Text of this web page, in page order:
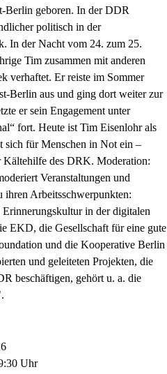
Berlin geboren. In der DDR
politisch in der
In der Nacht vom 24. zum 25.
Tim zusammen mit anderen
verhaftet. Er reiste im Sommer
Berlin aus und ging dort weiter zur
er sein Engagement unter
fort. Heute ist Tim Eisenlohr als
sich für Menschen in Not ein –
Kältehilfe des DRK. Moderation:
Veranstaltungen und
ihren Arbeitsschwerpunkten:
in der digitalen
EKD, die Gesellschaft für eine gute
und die Kooperative Berlin
und geleiteten Projekten, die
beschäftigen, gehört u. a. die
Uhr